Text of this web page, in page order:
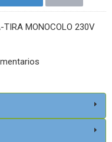
TIRA MONOCOLO 230V